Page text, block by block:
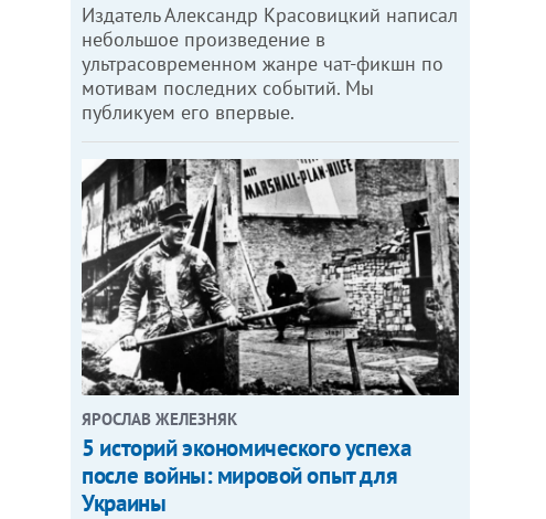
Издатель Александр Красовицкий написал
небольшое произведение в
ультрасовременном жанре чат-фикшн по
мотивам последних событий. Мы
публикуем его впервые.
ЯРОСЛАВ ЖЕЛЕЗНЯК
5 историй экономического успеха
после войны: мировой опыт для
Украины